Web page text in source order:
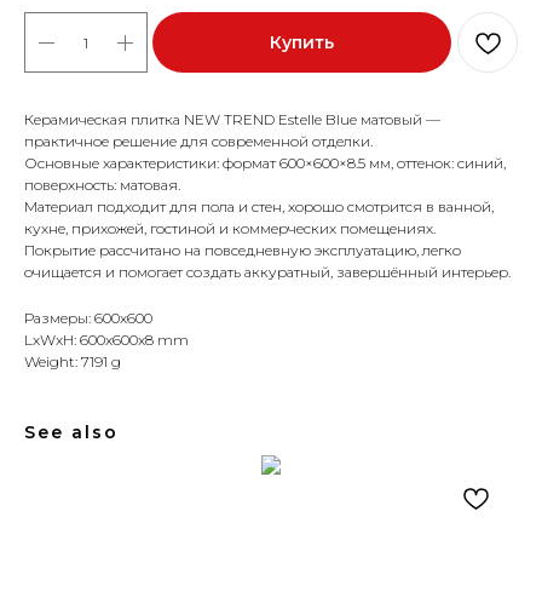
Купить
Керамическая плитка NEW TREND Estelle Blue матовый —
практичное решение для современной отделки.
Основные характеристики: формат 600×600×8.5 мм, оттенок: синий,
поверхность: матовая.
Материал подходит для пола и стен, хорошо смотрится в ванной,
кухне, прихожей, гостиной и коммерческих помещениях.
Покрытие рассчитано на повседневную эксплуатацию, легко
очищается и помогает создать аккуратный, завершённый интерьер.
Размеры: 600x600
LxWxH: 600x600x8 mm
Weight: 7191 g
See also